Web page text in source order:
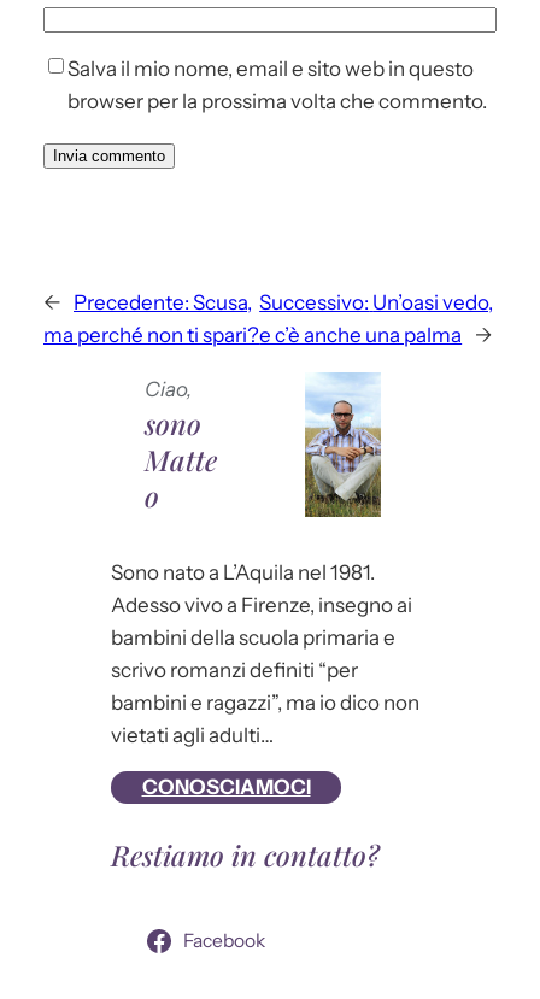
Salva il mio nome, email e sito web in questo
browser per la prossima volta che commento.
← Precedente: Scusa,
ma perché non ti spari?
Successivo: Un’oasi vedo,
e c’è anche una palma
→
Ciao,
sono
Matte
o
Sono nato a L’Aquila nel 1981.
Adesso vivo a Firenze, insegno ai
bambini della scuola primaria e
scrivo romanzi definiti “per
bambini e ragazzi”, ma io dico non
vietati agli adulti…
CONOSCIAMOCI
Restiamo in contatto?
Facebook